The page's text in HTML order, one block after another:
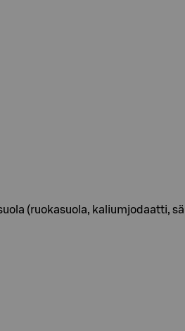
(ruokasuola, kaliumjodaatti,